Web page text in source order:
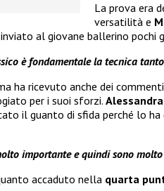
La prova era
versatilità e
al giovane ballerino pochi
è fondamentale la tecnica
ha ricevuto anche dei
per i suoi sforzi.
il guanto di sfida perché lo ha
importante e quindi sono molto
accaduto nella quarta